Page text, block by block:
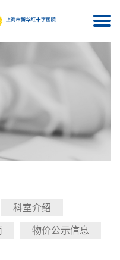
科室介绍
物价公示信息